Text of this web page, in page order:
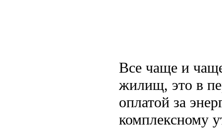
Все чаще и
жилищ, это в
оплатой за
комплексному